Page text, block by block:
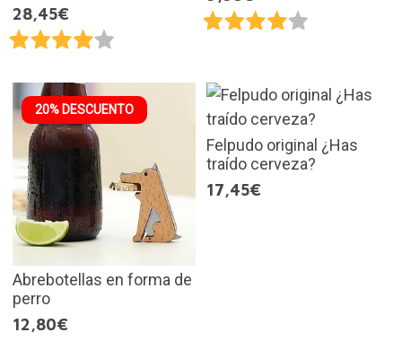
28,45€
20% DESCUENTO
Abrebotellas en forma de
perro
12,80€
Felpudo original ¿Has
traído cerveza?
17,45€